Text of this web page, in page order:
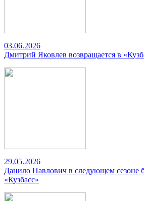
03.06.2026
Дмитрий Яковлев возвращается в
29.05.2026
Данило Павлович в следующем сезоне
«Кузбасс»